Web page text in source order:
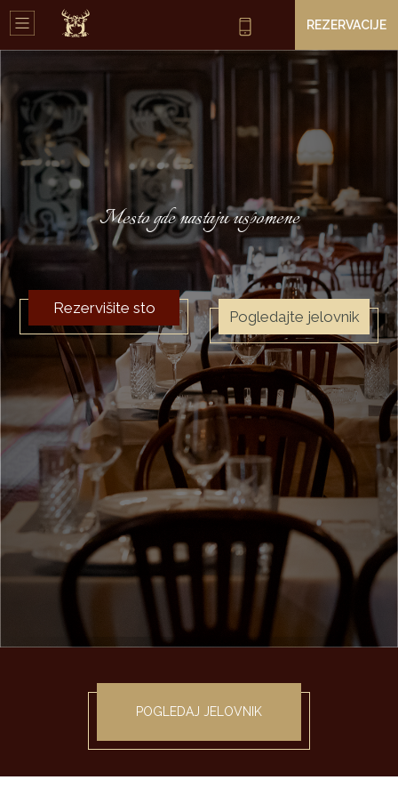
REZERVACIJE
Mesto gde nastaju uspomene
Rezervišite sto Pogledajte jelovnik
POGLEDAJ JELOVNIK